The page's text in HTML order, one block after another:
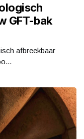
GFT-bak
afbreekbaar